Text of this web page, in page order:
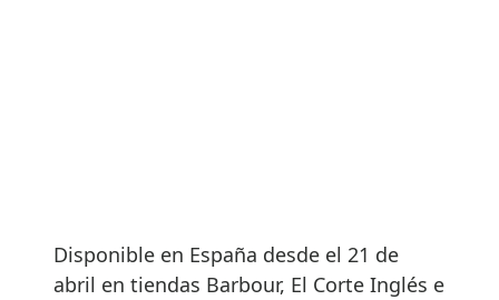
Disponible en España desde el 21 de
abril en tiendas Barbour, El Corte Inglés e